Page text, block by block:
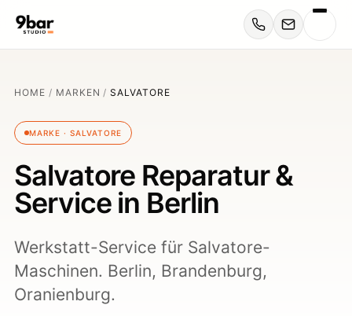
HOME / MARKEN /SALVATORE
MARKE · SALVATORE
Salvatore Reparatur &
Service in Berlin
Werkstatt-Service für Salvatore-
Maschinen. Berlin, Brandenburg,
Oranienburg.